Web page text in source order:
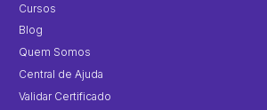
Cursos
Blog
Quem Somos
Central de Ajuda
Validar Certificado